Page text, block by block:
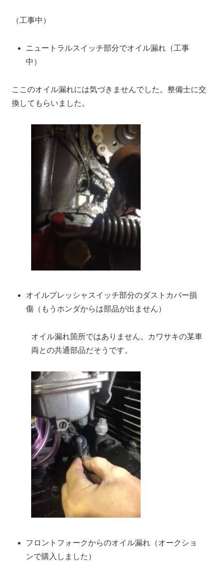
（工事中）
ニュートラルスイッチ部分でオイル漏れ（工事
中）
ここのオイル漏れには気づきませんでした。整備士に交
換してもらいました。
オイルプレッシャスイッチ部分のダストカバー損
傷（もうホンダからは部品が出ません）
オイル漏れ箇所ではありません。カワサキの某車
両との共通部品だそうです。
フロントフォークからのオイル漏れ（オークショ
ンで購入しました）